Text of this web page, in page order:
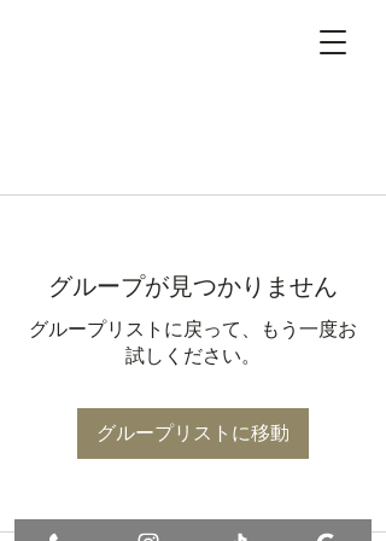
グループが見つかりません
グループリストに戻って、もう一度お
試しください。
グループリストに移動